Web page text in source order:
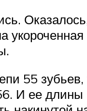
55 зубьев,
И ее длины